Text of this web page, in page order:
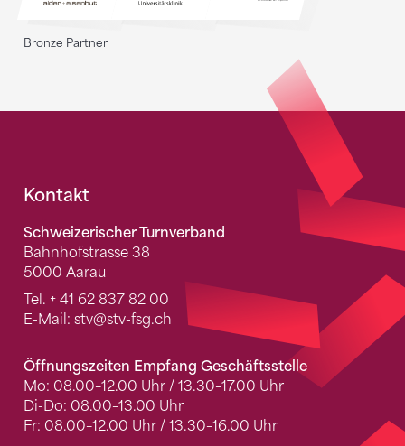
Bronze Partner
Fusszeile
Kontakt
Schweizerischer Turnverband
Bahnhofstrasse 38
5000 Aarau
Tel. + 41 62 837 82 00
E-Mail: stv@stv-fsg.ch
Öffnungszeiten Empfang Geschäftsstelle
Mo: 08.00–12.00 Uhr / 13.30–17.00 Uhr
Di-Do: 08.00–13.00 Uhr
Fr: 08.00–12.00 Uhr / 13.30–16.00 Uhr